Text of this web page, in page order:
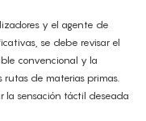
y el agente de
se debe revisar el
convencional y la
de materias primas.
la sensación táctil deseada